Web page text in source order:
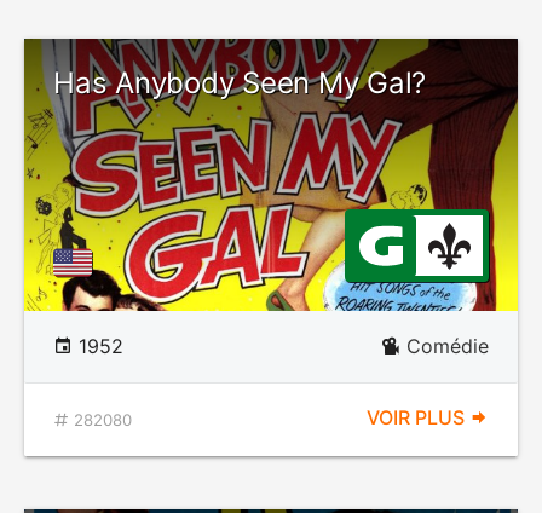
Has Anybody Seen My Gal?
1952 Comédie
282080 VOIR PLUS